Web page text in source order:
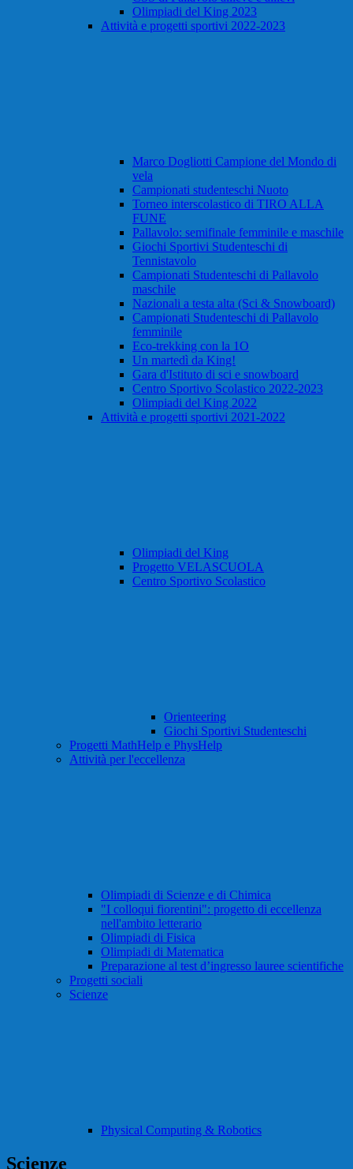
Olimpiadi del King 2023
Attività e progetti sportivi 2022-2023
Marco Dogliotti Campione del Mondo di
vela
Campionati studenteschi Nuoto
Torneo interscolastico di TIRO ALLA
FUNE
Pallavolo: semifinale femminile e maschile
Giochi Sportivi Studenteschi di
Tennistavolo
Campionati Studenteschi di Pallavolo
maschile
Nazionali a testa alta (Sci & Snowboard)
Campionati Studenteschi di Pallavolo
femminile
Eco-trekking con la 1O
Un martedì da King!
Gara d'Istituto di sci e snowboard
Centro Sportivo Scolastico 2022-2023
Olimpiadi del King 2022
Attività e progetti sportivi 2021-2022
Olimpiadi del King
Progetto VELASCUOLA
Centro Sportivo Scolastico
Orienteering
Giochi Sportivi Studenteschi
Progetti MathHelp e PhysHelp
Attività per l'eccellenza
Olimpiadi di Scienze e di Chimica
"I colloqui fiorentini": progetto di eccellenza
nell'ambito letterario
Olimpiadi di Fisica
Olimpiadi di Matematica
Preparazione al test d’ingresso lauree scientifiche
Progetti sociali
Scienze
Physical Computing & Robotics
Scienze